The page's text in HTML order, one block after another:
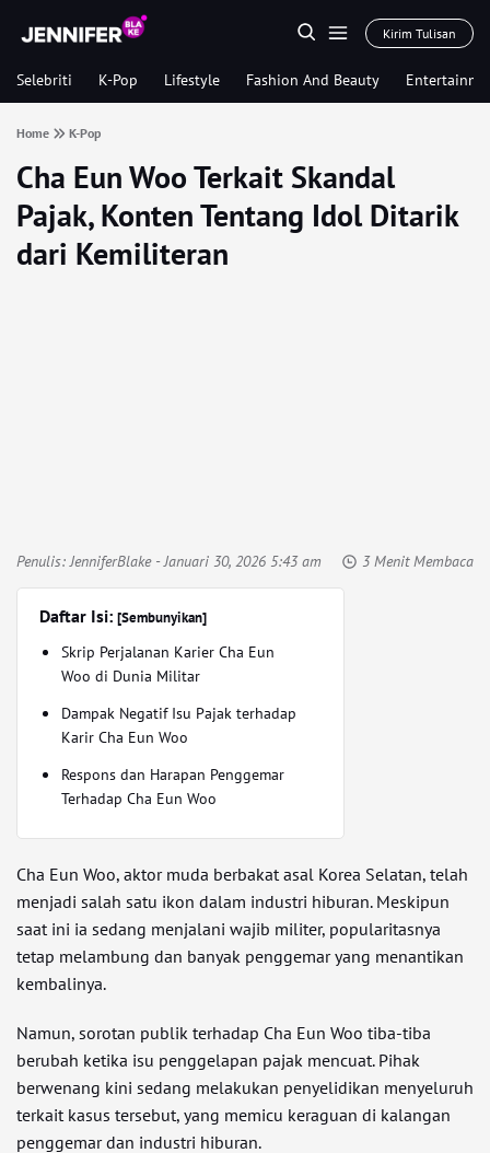
Kirim Tulisan
Selebriti K-Pop Lifestyle Fashion And Beauty
Home K-Pop
Cha Eun Woo Terkait Skandal
Pajak, Konten Tentang Idol Ditarik
dari Kemiliteran
Penulis:JenniferBlake- Januari 30, 2026 5:43 am 3 Menit Membaca
Daftar Isi: [Sembunyikan]
Skrip Perjalanan Karier Cha Eun
Woo di Dunia Militar
Dampak Negatif Isu Pajak terhadap
Karir Cha Eun Woo
Respons dan Harapan Penggemar
Terhadap Cha Eun Woo
Cha Eun Woo, aktor muda berbakat asal Korea Selatan, telah
menjadi salah satu ikon dalam industri hiburan. Meskipun
saat ini ia sedang menjalani wajib militer, popularitasnya
tetap melambung dan banyak penggemar yang menantikan
kembalinya.
Namun, sorotan publik terhadap Cha Eun Woo tiba-tiba
berubah ketika isu penggelapan pajak mencuat. Pihak
berwenang kini sedang melakukan penyelidikan menyeluruh
terkait kasus tersebut, yang memicu keraguan di kalangan
penggemar dan industri hiburan.